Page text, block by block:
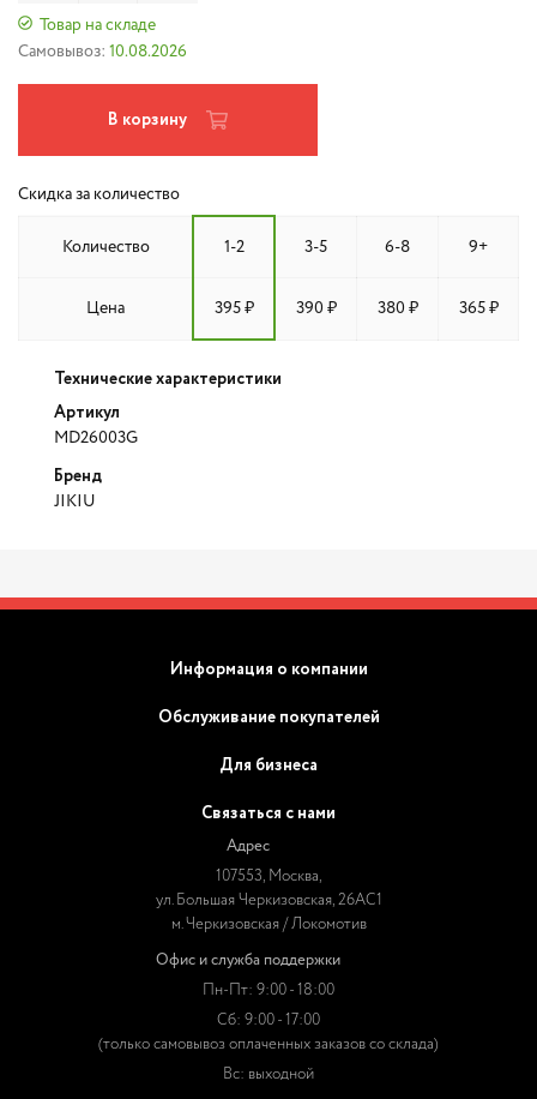
Товар на складе
Самовывоз: 10.08.2026
В корзину
Скидка за количество
Количество 1-2 3-5 6-8 9+
Цена 395 ₽ 390 ₽ 380 ₽ 365 ₽
Технические характеристики
Артикул
MD26003G
Бренд
JIKIU
Информация о компании
Обслуживание покупателей
Для бизнеса
Связаться с нами
Адрес
107553, Москва,
ул. Большая Черкизовская, 26АС1
м. Черкизовская / Локомотив
Офис и служба поддержки
Пн-Пт: 9:00 - 18:00
Сб: 9:00 - 17:00
(только самовывоз оплаченных заказов со склада)
Вс: выходной